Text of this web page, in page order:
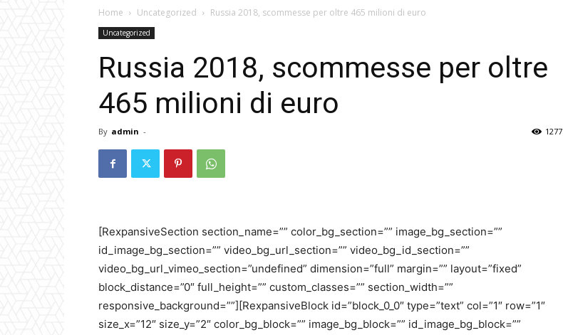
Home Uncategorized Russia 2018, scommesse per oltre 465 milioni di euro
Uncategorized
Russia 2018, scommesse per oltre
465 milioni di euro
By admin - 1277
[RexpansiveSection section_name=”” color_bg_section=”” image_bg_section=””
id_image_bg_section=”” video_bg_url_section=”” video_bg_id_section=””
video_bg_url_vimeo_section=”undefined” dimension=”full” margin=”” layout=”fixed”
block_distance=”0″ full_height=”” custom_classes=”” section_width=””
responsive_background=””][RexpansiveBlock id=”block_0_0″ type=”text” col=”1″ row=”1″
size_x=”12″ size_y=”2″ color_bg_block=”” image_bg_block=”” id_image_bg_block=””